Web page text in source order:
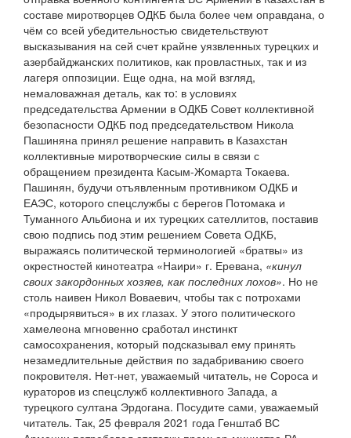
составе миротворцев ОДКБ была более чем оправдана, о
чём со всей убедительностью свидетельствуют
высказывания на сей счет крайне уязвленных турецких и
азербайджанских политиков, как провластных, так и из
лагеря оппозиции. Еще одна, на мой взгляд,
немаловажная деталь, как то: в условиях
председательства Армении в ОДКБ Совет коллективной
безопасности ОДКБ под председательством Никола
Пашиняна принял решение направить в Казахстан
коллективные миротворческие силы в связи с
обращением президента Касым-Жомарта Токаева.
Пашинян, будучи отъявленным противником ОДКБ и
ЕАЭС, которого спецслужбы с берегов Потомака и
Туманного Альбиона и их турецких сателлитов, поставив
свою подпись под этим решением Совета ОДКБ,
выражаясь политической терминологией «братвы» из
окрестностей кинотеатра «Наири» г. Еревана, «кинул
своих закордонных хозяев, как последних лохов». Но не
столь наивен Никол Воваевич, чтобы так с потрохами
«продырявиться» в их глазах. У этого политического
хамелеона мгновенно сработал инстинкт
самосохранения, который подсказывал ему принять
незамедлительные действия по задабриванию своего
покровителя. Нет-нет, уважаемый читатель, не Сороса и
кураторов из спецслужб коллективного Запада, а
турецкого султана Эрдогана. Посудите сами, уважаемый
читатель. Так, 25 февраля 2021 года Генштаб ВС